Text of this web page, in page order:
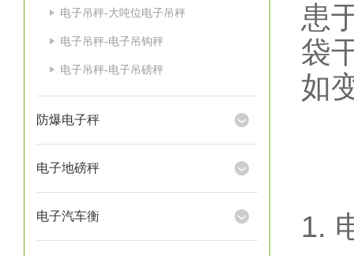
电子吊秤-大吨位电子吊秤
电子吊秤-电子吊钩秤
电子吊秤-电子吊磅秤
防爆电子秤
电子地磅秤
电子汽车衡
患
袋
如
1.